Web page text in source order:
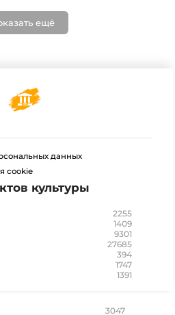
ещё
данных
cookie
культуры
2255
1409
9301
27685
394
1747
1391
3047